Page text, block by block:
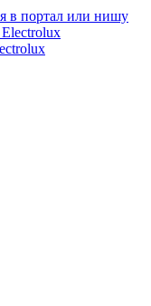
в портал или нишу